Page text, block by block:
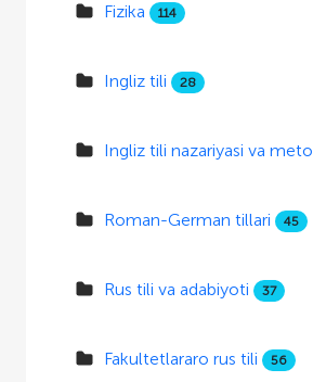
Fizika 114
Ingliz tili 28
Ingliz tili nazariyasi va
Roman-German tillari 45
Rus tili va adabiyoti 37
Fakultetlararo rus tili 56